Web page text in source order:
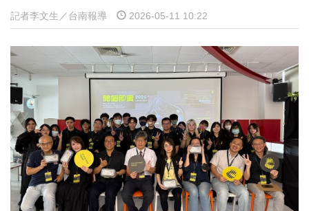
記者李文生／台南報導 2026-05-11 10:22